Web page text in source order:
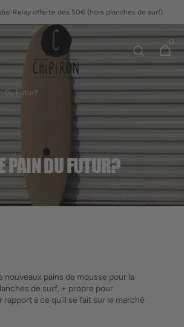
Relay offerte dès 50€ (hors planches de surf).
Panier
0
0 article
Du Futur?
PAIN DU FUTUR?
nouveaux pains de mousse pour la
de surf, + propre pour
rapport à ce qu'il se fait sur le marché